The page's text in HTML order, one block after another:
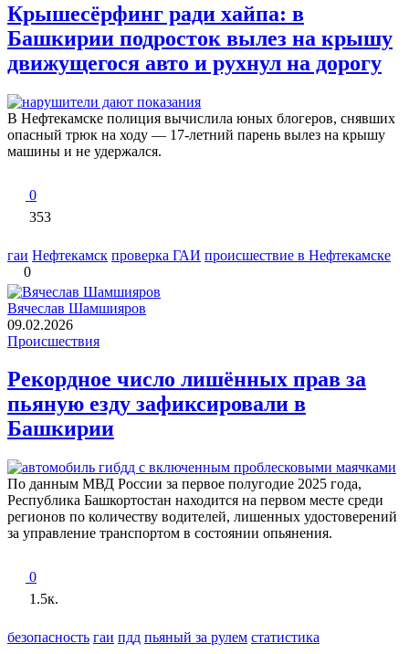
Крышесёрфинг ради хайпа: в
Башкирии подросток вылез на крышу
движущегося авто и рухнул на дорогу
В Нефтекамске полиция вычислила юных блогеров, снявших
опасный трюк на ходу — 17-летний парень вылез на крышу
машины и не удержался.
0
353
гаи Нефтекамск проверка ГАИ происшествие в Нефтекамске
0
Вячеслав Шамшияров
09.02.2026
Происшествия
Рекордное число лишённых прав за
пьяную езду зафиксировали в
Башкирии
По данным МВД России за первое полугодие 2025 года,
Республика Башкортостан находится на первом месте среди
регионов по количеству водителей, лишенных удостоверений
за управление транспортом в состоянии опьянения.
0
1.5к.
безопасность гаи пдд пьяный за рулем статистика